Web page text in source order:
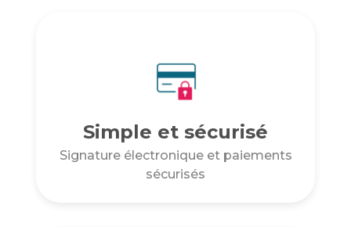
Simple et sécurisé
Signature électronique et paiements
sécurisés